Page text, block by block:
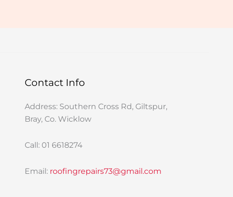
Contact Info
Address: Southern Cross Rd, Giltspur,
Bray, Co. Wicklow
Call: 01 6618274
Email: roofingrepairs73@gmail.com